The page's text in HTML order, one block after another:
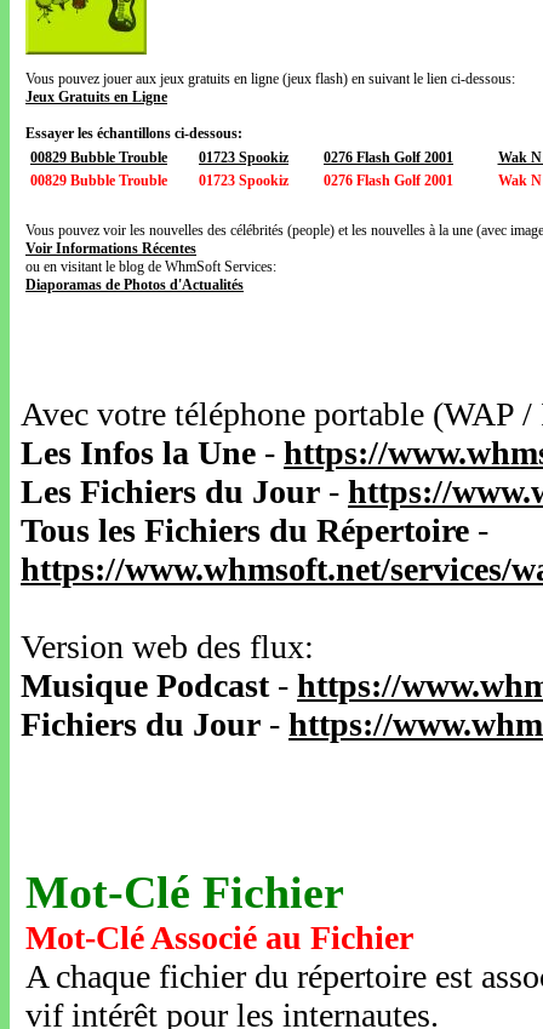
Vous pouvez jouer aux jeux gratuits en ligne (jeux flash) en suivant le lien ci-dessous:
Jeux Gratuits en Ligne
Essayer les échantillons ci-dessous:
00829 Bubble Trouble
01723 Spookiz 0276 Flash Golf 2001
Wak
00829 Bubble Trouble
01723 Spookiz 0276 Flash Golf 2001 Wak
Vous pouvez voir les nouvelles des célébrités (people) et les nouvelles à la une (avec
Voir Informations Récentes
ou en visitant le blog de WhmSoft Services:
Diaporamas de Photos d'Actualités
Avec votre téléphone portable
Les Infos la Une - https://
Les Fichiers du Jour - https://
Tous les Fichiers du Répertoire -
https://www.whmsoft.net/services/
Version web des flux:
Musique Podcast- https://
Fichiers du Jour - https://
Mot-Clé Fichier
Mot-Clé Associé au Fichier
A chaque fichier du répertoire est
vif intérêt pour les internautes.